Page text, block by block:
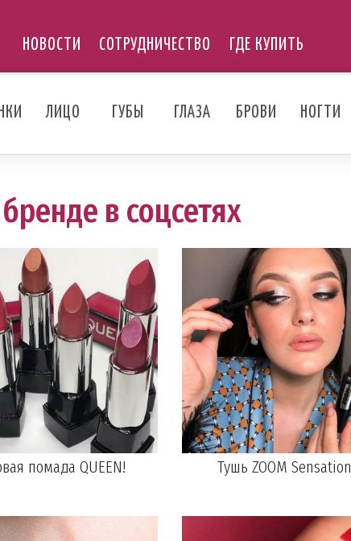
НОВОСТИ СОТРУДНИЧЕСТВО ГДЕ КУПИТЬ
ЛИЦО ГУБЫ ГЛАЗА БРОВИ НОГТИ
в соцсетях
помада QUEEN! Тушь ZOOM Sensation